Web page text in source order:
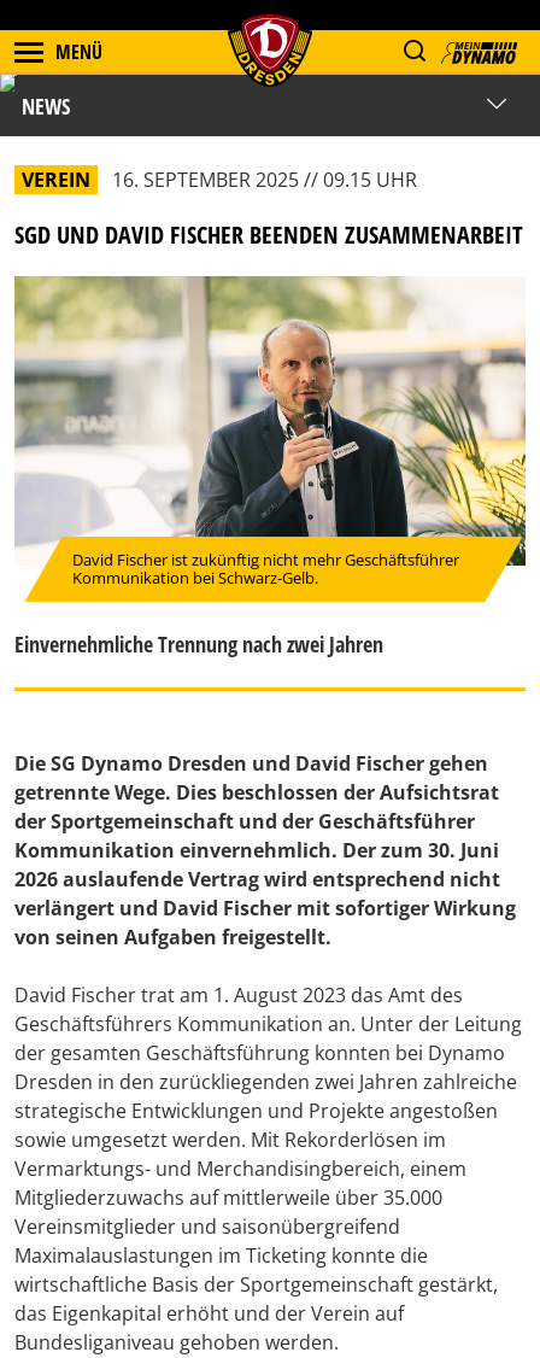
MENÜ
NEWS
VEREIN 16. SEPTEMBER 2025 // 09.15 UHR
SGD UND DAVID FISCHER BEENDEN ZUSAMMENARBEIT
David Fischer ist zukünftig nicht mehr Geschäftsführer
Kommunikation bei Schwarz-Gelb.
Einvernehmliche Trennung nach zwei Jahren
Die SG Dynamo Dresden und David Fischer gehen
getrennte Wege. Dies beschlossen der Aufsichtsrat
der Sportgemeinschaft und der Geschäftsführer
Kommunikation einvernehmlich. Der zum 30. Juni
2026 auslaufende Vertrag wird entsprechend nicht
verlängert und David Fischer mit sofortiger Wirkung
von seinen Aufgaben freigestellt.
David Fischer trat am 1. August 2023 das Amt des
Geschäftsführers Kommunikation an. Unter der Leitung
der gesamten Geschäftsführung konnten bei Dynamo
Dresden in den zurückliegenden zwei Jahren zahlreiche
strategische Entwicklungen und Projekte angestoßen
sowie umgesetzt werden. Mit Rekorderlösen im
Vermarktungs- und Merchandisingbereich, einem
Mitgliederzuwachs auf mittlerweile über 35.000
Vereinsmitglieder und saisonübergreifend
Maximalauslastungen im Ticketing konnte die
wirtschaftliche Basis der Sportgemeinschaft gestärkt,
das Eigenkapital erhöht und der Verein auf
Bundesliganiveau gehoben werden.